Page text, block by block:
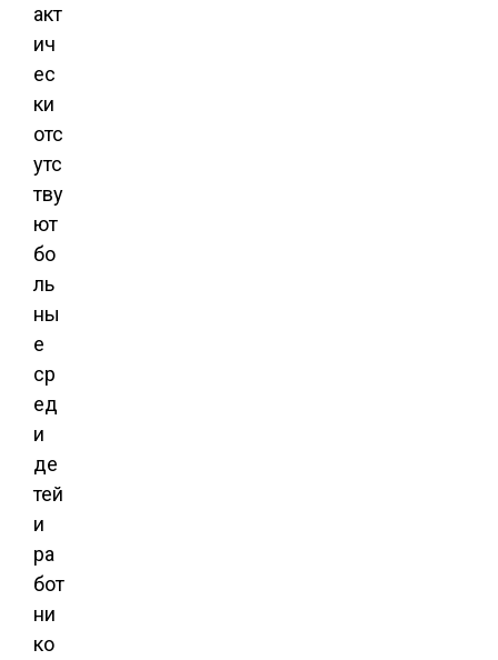
акт
ич
ес
ки
отс
утс
тву
ют
бо
ль
ны
е
ср
ед
и
де
тей
и
ра
бот
ни
ко